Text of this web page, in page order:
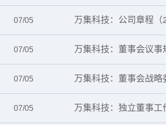
07/05 万集科技：公司章程（
07/05 万集科技：董事会议事
07/05 万集科技：董事会战略
07/05 万集科技：独立董事工